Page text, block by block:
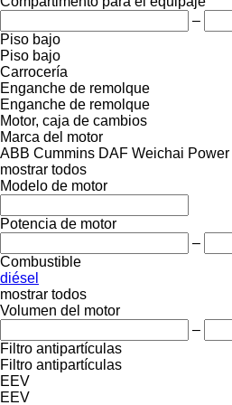
–
Piso bajo
Piso bajo
Carrocería
Enganche de remolque
Enganche de remolque
Motor, caja de cambios
Marca del motor
ABB Cummins DAF Weichai Power
mostrar todos
Modelo de motor
Potencia de motor
–
Combustible
diésel
mostrar todos
Volumen del motor
–
Filtro antipartículas
Filtro antipartículas
EEV
EEV